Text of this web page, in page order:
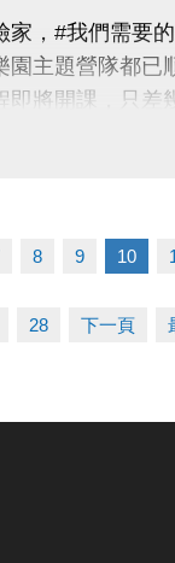
家，#我們需要的
園主題營隊都已
即將開課，只差
8 9 10
28 下一頁